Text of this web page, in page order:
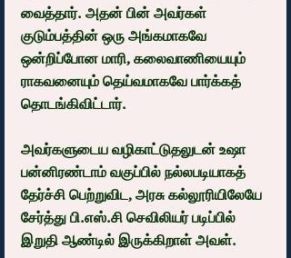
வைத்தார். அதன் பின் அவர்கள்
குடும்பத்தின் ஒரு அங்கமாகவே
ஒன்றிப்போன மாரி, கலைவாணியையும்
ராகவனையும் தெய்வமாகவே பார்க்கத்
தொடங்கிவிட்டார்.
அவர்களுடைய வழிகாட்டுதலுடன் உஷா
பன்னிரண்டாம் வகுப்பில் நல்லபடியாகத்
தேர்ச்சி பெற்றுவிட, அரசு கல்லூரியிலேயே
சேர்த்து பி.எஸ்.சி செவிலியர் படிப்பில்
இறுதி ஆண்டில் இருக்கிறாள் அவள்.